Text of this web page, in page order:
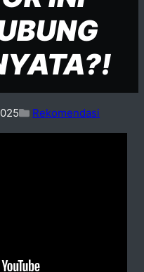
Rekomendasi